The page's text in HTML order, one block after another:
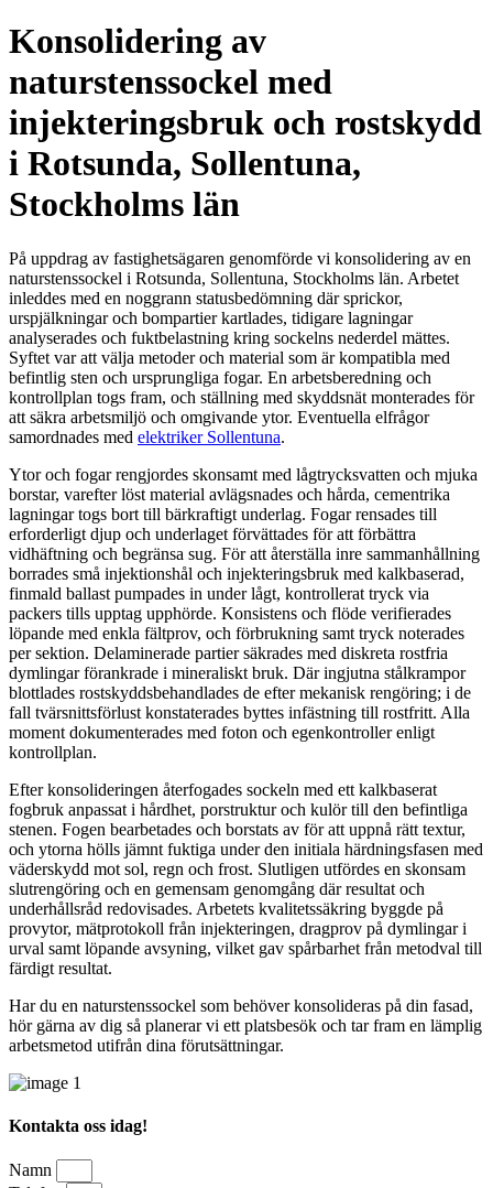
Konsolidering av
naturstenssockel med
injekteringsbruk och rostskydd
i Rotsunda, Sollentuna,
Stockholms län
På uppdrag av fastighetsägaren genomförde vi konsolidering av en
naturstenssockel i Rotsunda, Sollentuna, Stockholms län. Arbetet
inleddes med en noggrann statusbedömning där sprickor,
urspjälkningar och bompartier kartlades, tidigare lagningar
analyserades och fuktbelastning kring sockelns nederdel mättes.
Syftet var att välja metoder och material som är kompatibla med
befintlig sten och ursprungliga fogar. En arbetsberedning och
kontrollplan togs fram, och ställning med skyddsnät monterades för
att säkra arbetsmiljö och omgivande ytor. Eventuella elfrågor
samordnades med elektriker Sollentuna.
Ytor och fogar rengjordes skonsamt med lågtrycksvatten och mjuka
borstar, varefter löst material avlägsnades och hårda, cementrika
lagningar togs bort till bärkraftigt underlag. Fogar rensades till
erforderligt djup och underlaget förvättades för att förbättra
vidhäftning och begränsa sug. För att återställa inre sammanhållning
borrades små injektionshål och injekteringsbruk med kalkbaserad,
finmald ballast pumpades in under lågt, kontrollerat tryck via
packers tills upptag upphörde. Konsistens och flöde verifierades
löpande med enkla fältprov, och förbrukning samt tryck noterades
per sektion. Delaminerade partier säkrades med diskreta rostfria
dymlingar förankrade i mineraliskt bruk. Där ingjutna stålkrampor
blottlades rostskyddsbehandlades de efter mekanisk rengöring; i de
fall tvärsnittsförlust konstaterades byttes infästning till rostfritt. Alla
moment dokumenterades med foton och egenkontroller enligt
kontrollplan.
Efter konsolideringen återfogades sockeln med ett kalkbaserat
fogbruk anpassat i hårdhet, porstruktur och kulör till den befintliga
stenen. Fogen bearbetades och borstats av för att uppnå rätt textur,
och ytorna hölls jämnt fuktiga under den initiala härdningsfasen med
väderskydd mot sol, regn och frost. Slutligen utfördes en skonsam
slutrengöring och en gemensam genomgång där resultat och
underhållsråd redovisades. Arbetets kvalitetssäkring byggde på
provytor, mätprotokoll från injekteringen, dragprov på dymlingar i
urval samt löpande avsyning, vilket gav spårbarhet från metodval till
färdigt resultat.
Har du en naturstenssockel som behöver konsolideras på din fasad,
hör gärna av dig så planerar vi ett platsbesök och tar fram en lämplig
arbetsmetod utifrån dina förutsättningar.
Kontakta oss idag!
Namn